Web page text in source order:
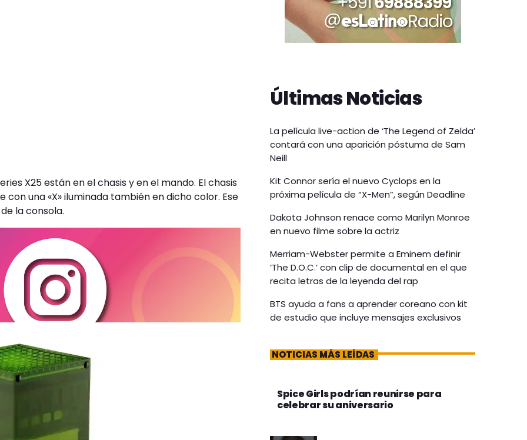
X25 están en el chasis y en el mando. El chasis
una «X» iluminada también en dicho color. Ese
la consola.
Últimas Noticias
La película live-action de ‘The Legend of Zelda’
contará con una aparición póstuma de Sam
Neill
Kit Connor sería el nuevo Cyclops en la
próxima película de “X-Men”, según Deadline
Dakota Johnson renace como Marilyn Monroe
en nuevo filme sobre la actriz
Merriam-Webster permite a Eminem definir
‘The D.O.C.’ con clip de documental en el que
recita letras de la leyenda del rap
BTS ayuda a fans a aprender coreano con kit
de estudio que incluye mensajes exclusivos
NOTICIAS MÁS LEÍDAS
Spice Girls podrían reunirse para
celebrar su aniversario